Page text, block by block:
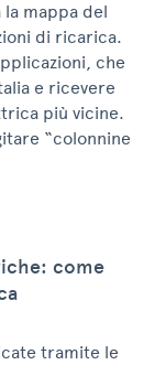
mappa del
di ricarica.
che
e ricevere
più vicine.
“colonnine
come
tramite le